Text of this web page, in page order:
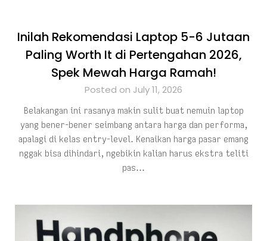
Inilah Rekomendasi Laptop 5-6 Jutaan
Paling Worth It di Pertengahan 2026,
Spek Mewah Harga Ramah!
Posted on July 11, 2026
Belakangan ini rasanya makin sulit buat nemuin laptop
yang bener-bener seimbang antara harga dan performa,
apalagi di kelas entry-level. Kenaikan harga pasar emang
nggak bisa dihindari, ngebikin kalian harus ekstra teliti
pas…